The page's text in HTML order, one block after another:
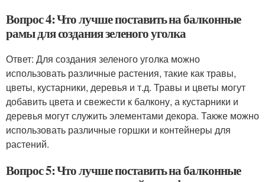
Вопрос 4: Что лучше поставить на балконные
рамы для создания зеленого уголка
Ответ: Для создания зеленого уголка можно
использовать различные растения, такие как травы,
цветы, кустарники, деревья и т.д. Травы и цветы могут
добавить цвета и свежести к балкону, а кустарники и
деревья могут служить элементами декора. Также можно
использовать различные горшки и контейнеры для
растений.
Вопрос 5: Что лучше поставить на балконные